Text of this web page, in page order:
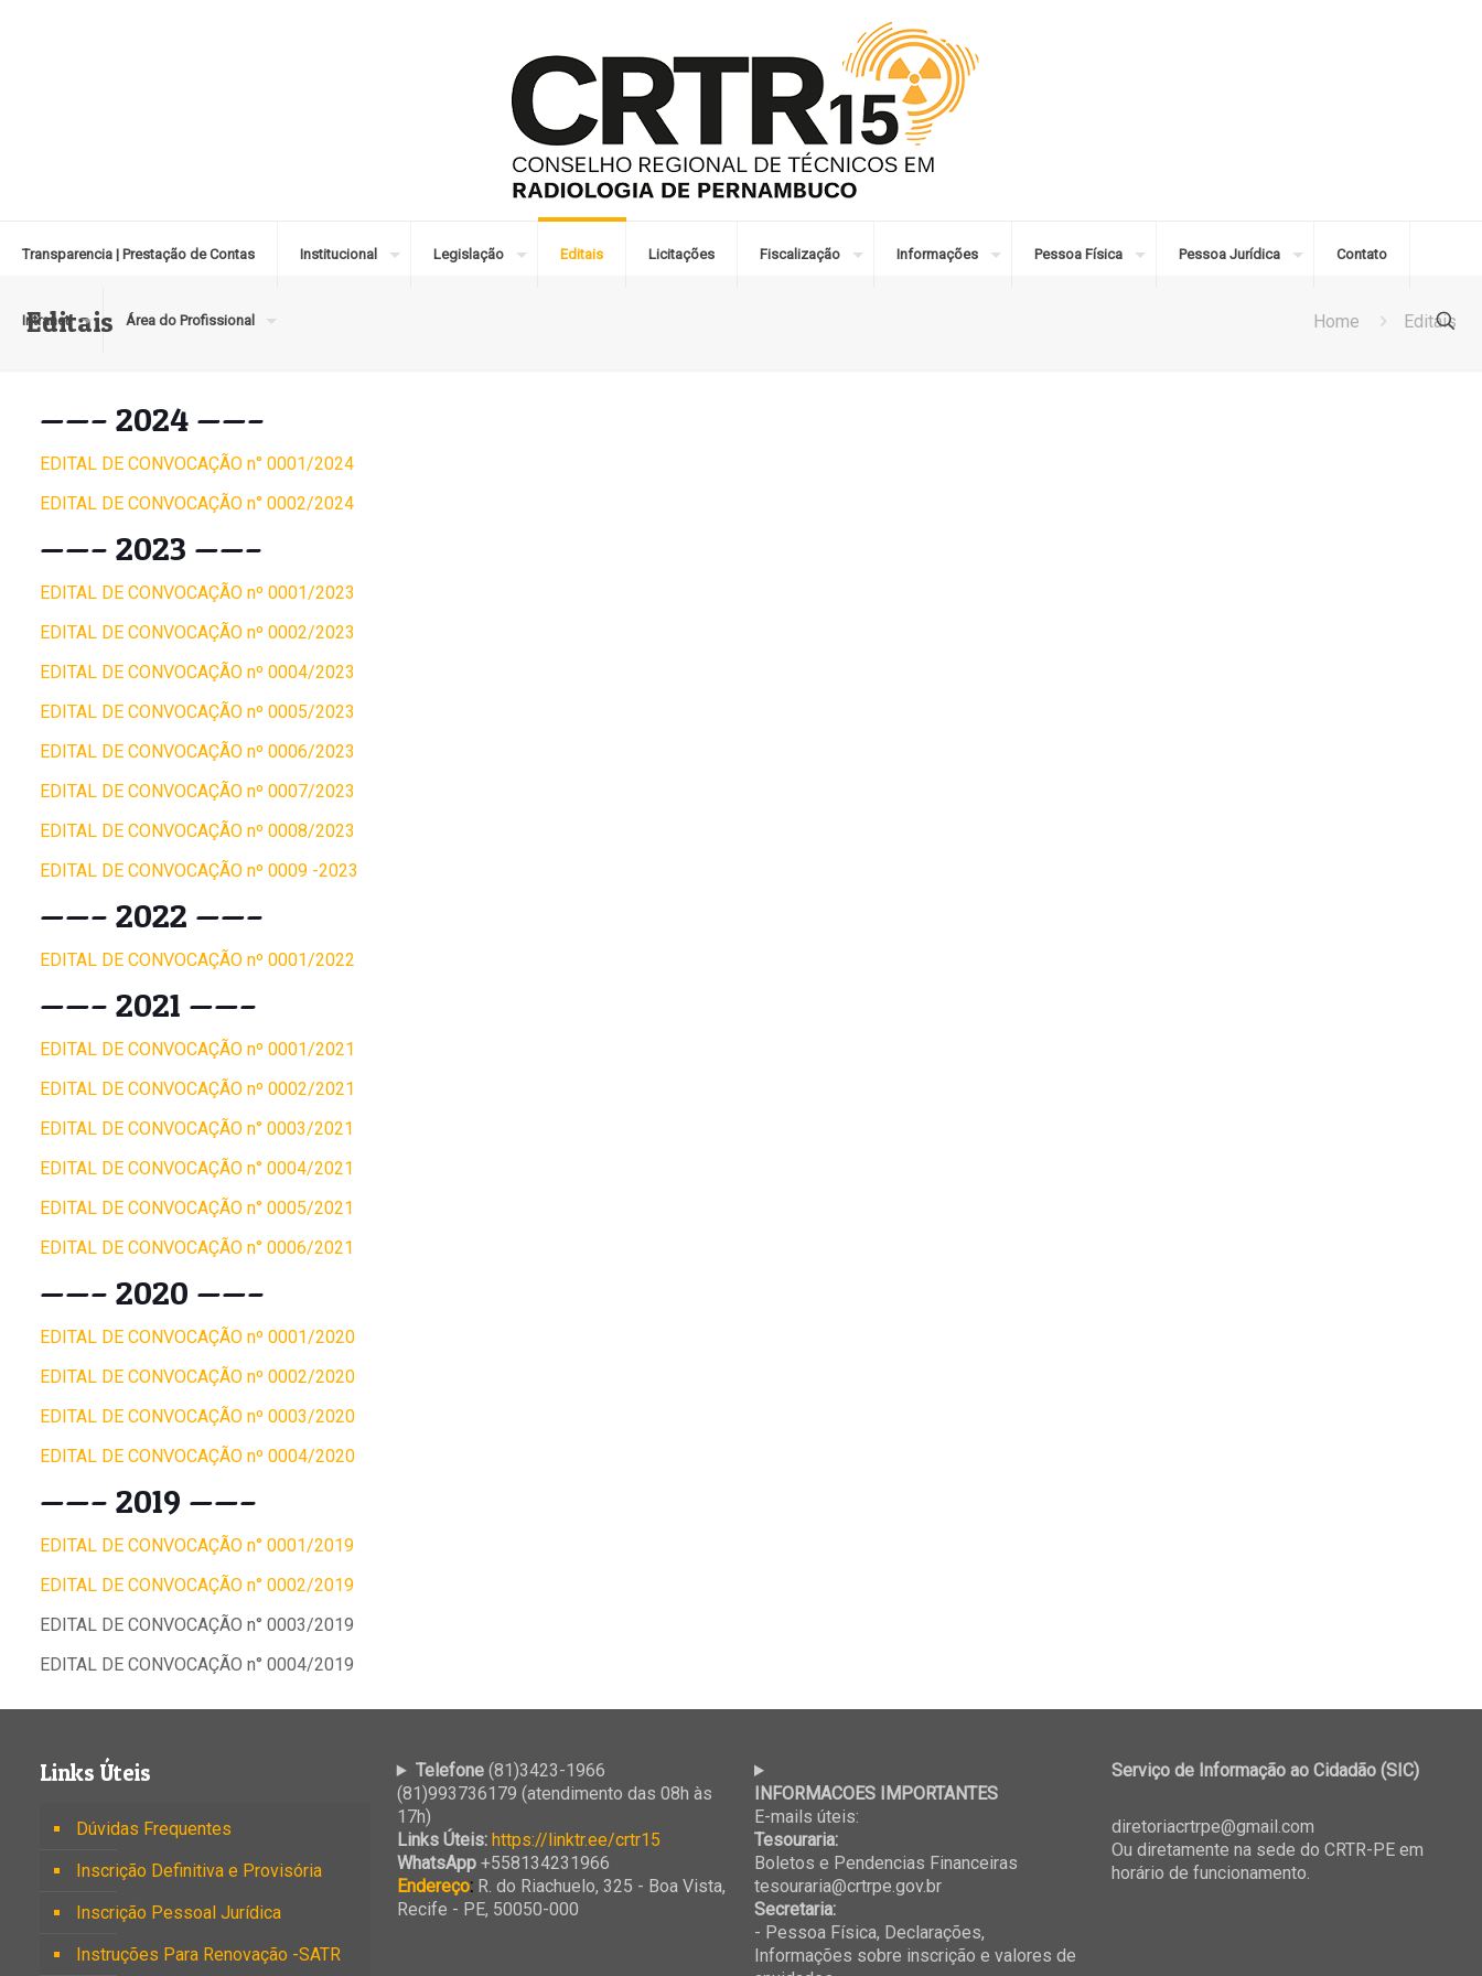
Transparencia | Prestação de Contas Institucional Legislação Editais Licitações Fiscalização Informações Pessoa Física Pessoa Jurídica Contato
Intranet Área do Profissional
Editais Home Editais
——– 2024 ——–
EDITAL DE CONVOCAÇÃO n° 0001/2024
EDITAL DE CONVOCAÇÃO n° 0002/2024
——– 2023 ——–
EDITAL DE CONVOCAÇÃO nº 0001/2023
EDITAL DE CONVOCAÇÃO nº 0002/2023
EDITAL DE CONVOCAÇÃO nº 0004/2023
EDITAL DE CONVOCAÇÃO nº 0005/2023
EDITAL DE CONVOCAÇÃO nº 0006/2023
EDITAL DE CONVOCAÇÃO nº 0007/2023
EDITAL DE CONVOCAÇÃO nº 0008/2023
EDITAL DE CONVOCAÇÃO nº 0009 -2023
——– 2022 ——–
EDITAL DE CONVOCAÇÃO nº 0001/2022
——– 2021 ——–
EDITAL DE CONVOCAÇÃO nº 0001/2021
EDITAL DE CONVOCAÇÃO nº 0002/2021
EDITAL DE CONVOCAÇÃO n° 0003/2021
EDITAL DE CONVOCAÇÃO n° 0004/2021
EDITAL DE CONVOCAÇÃO n° 0005/2021
EDITAL DE CONVOCAÇÃO n° 0006/2021
——– 2020 ——–
EDITAL DE CONVOCAÇÃO nº 0001/2020
EDITAL DE CONVOCAÇÃO nº 0002/2020
EDITAL DE CONVOCAÇÃO nº 0003/2020
EDITAL DE CONVOCAÇÃO nº 0004/2020
——– 2019 ——–
EDITAL DE CONVOCAÇÃO n° 0001/2019
EDITAL DE CONVOCAÇÃO n° 0002/2019
EDITAL DE CONVOCAÇÃO n° 0003/2019
EDITAL DE CONVOCAÇÃO n° 0004/2019
Links Úteis
Dúvidas Frequentes
Inscrição Definitiva e Provisória
Inscrição Pessoal Jurídica
Instruções Para Renovação -SATR
Telefone(81)3423-1966
(81)993736179 (atendimento das 08h às
17h)
Links Úteis: https://linktr.ee/crtr15
WhatsApp+558134231966
Endereço: R. do Riachuelo, 325 - Boa Vista,
Recife - PE, 50050-000
INFORMACOES IMPORTANTES
E-mails úteis:
Tesouraria:
Boletos e Pendencias Financeiras
tesouraria@crtrpe.gov.br
Secretaria:
- Pessoa Física, Declarações,
Informações sobre inscrição e valores de
Serviço de Informação ao Cidadão (SIC)
diretoriacrtrpe@gmail.com
Ou diretamente na sede do CRTR-PE em
horário de funcionamento.